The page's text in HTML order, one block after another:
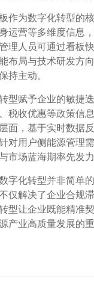
作为数字化转型的
运营等多维度信息
理人员可通过看板
布局与技术研发方
持主动。
型赋予企业的敏捷
税收优惠等政策信
面，基于实时数据
对用户侧能源管理
市场蓝海期率先发力
字化转型并非简单
仅解决了企业合规
型让企业既能精准
产业高质量发展的重